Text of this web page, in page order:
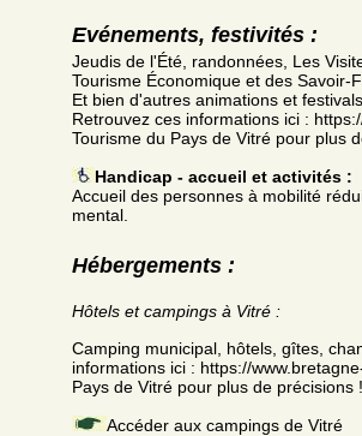
Evénements, festivités :
Jeudis de l'Été, randonnées, Les
Tourisme Économique et des Savoir-
Et bien d'autres animations et
Retrouvez ces informations ici :
Tourisme du Pays de Vitré pour plus
Handicap - accueil et activités :
Accueil des personnes à mobilité
mental.
Hébergements :
Hôtels et campings à Vitré :
Camping municipal, hôtels, gîtes,
informations ici : https://
Pays de Vitré pour plus de précisions !
Accéder aux campings de Vitré